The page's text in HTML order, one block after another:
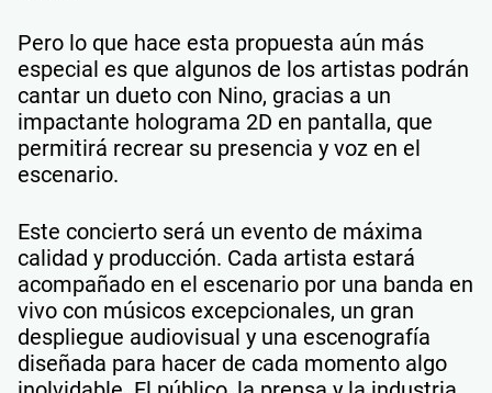
Pero lo que hace esta propuesta aún más
especial es que algunos de los artistas podrán
cantar un dueto con Nino, gracias a un
impactante holograma 2D en pantalla, que
permitirá recrear su presencia y voz en el
escenario.
Este concierto será un evento de máxima
calidad y producción. Cada artista estará
acompañado en el escenario por una banda en
vivo con músicos excepcionales, un gran
despliegue audiovisual y una escenografía
diseñada para hacer de cada momento algo